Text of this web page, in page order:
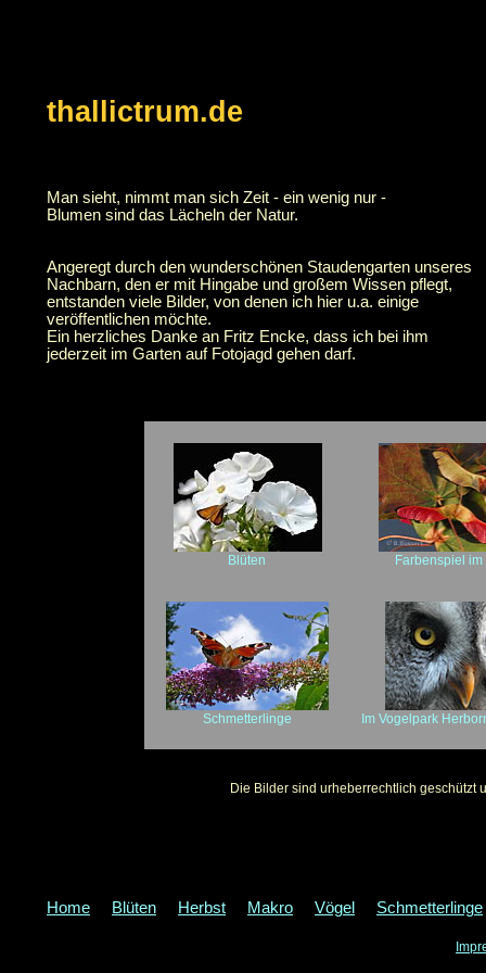
thallictrum.de
Man sieht, nimmt man sich Zeit - ein wenig nur -
Blumen sind das Lächeln der Natur.
Angeregt durch den wunderschönen Staudengarten unseres
Nachbarn, den er mit Hingabe und großem Wissen pflegt,
entstanden viele Bilder, von denen ich hier u.a. einige
veröffentlichen möchte.
Ein herzliches Danke an Fritz Encke, dass ich bei ihm
jederzeit im Garten auf Fotojagd gehen darf.
Blüten Farbenspiel im
Schmetterlinge Im Vogelpark
Die Bilder sind urheberrechtlich geschützt
Home Blüten Herbst Makro Vögel Schmetterlinge